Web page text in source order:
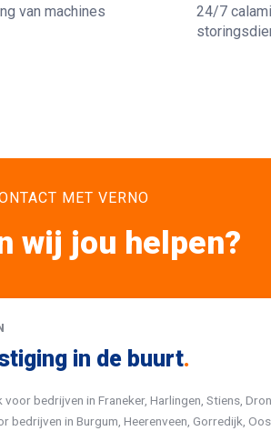
van machines
24/7
MET VERNO
wij jou helpen?
in de buurt.
voor bedrijven in Franeker, Harlingen, Stiens,
bedrijven in Burgum, Heerenveen, Gorredijk,